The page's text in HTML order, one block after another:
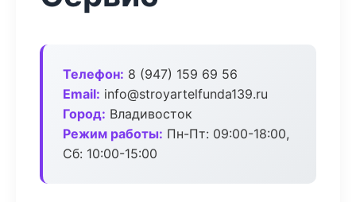
Телефон: 8 (947) 159 69 56
Email: info@stroyartelfunda139.ru
Город: Владивосток
Режим работы: Пн-Пт: 09:00-18:00,
Сб: 10:00-15:00